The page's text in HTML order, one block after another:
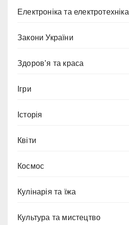
Електроніка та електротехніка
Закони України
Здоров’я та краса
Ігри
Історія
Квіти
Космос
Кулінарія та їжа
Культура та мистецтво